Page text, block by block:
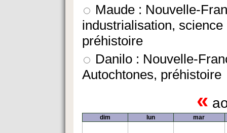
Maude : Nouvelle-
industrialisation,
préhistoire
Danilo : Nouvelle-
Autochtones, préhistoire
«
dim lun mar